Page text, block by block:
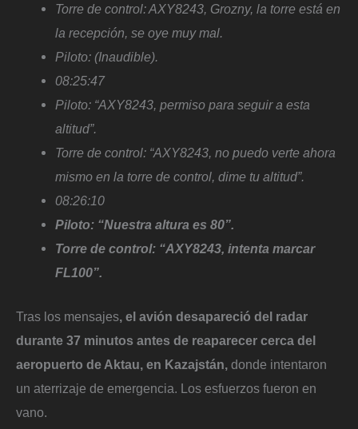
Torre de control: AXY8243, Grozny, la torre está en
la recepción, se oye muy mal.
Piloto: (Inaudible).
08:25:47
Piloto: “AXY8243, permiso para seguir a esta
altitud”.
Torre de control: “AXY8243, no puedo verte ahora
mismo en la torre de control, dime tu altitud”.
08:26:10
Piloto: “Nuestra altura es 80”.
Torre de control: “AXY8243, intenta marcar
FL100”.
Tras los mensajes, el avión desapareció del radar
durante 37 minutos antes de reaparecer cerca del
aeropuerto de Aktau, en Kazajstán, donde intentaron
un aterrizaje de emergencia. Los esfuerzos fueron en
vano.